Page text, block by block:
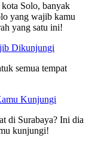
kota Solo, banyak
yang wajib kamu
yang satu ini!
Dikunjungi
semua tempat
Kunjungi
di Surabaya? Ini dia
kunjungi!